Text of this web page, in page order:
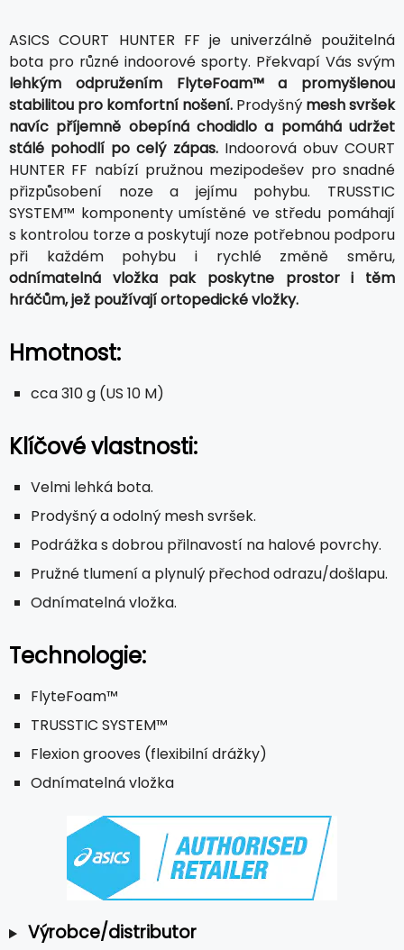
ASICS COURT HUNTER FF je univerzálně použitelná
bota pro různé indoorové sporty. Překvapí Vás svým
lehkým odpružením FlyteFoam™ a promyšlenou
stabilitou pro komfortní nošení. Prodyšný mesh svršek
navíc příjemně obepíná chodidlo a pomáhá udržet
stálé pohodlí po celý zápas.Indoorová obuv COURT
HUNTER FF nabízí pružnou mezipodešev pro snadné
přizpůsobení noze a jejímu pohybu. TRUSSTIC
SYSTEM™ komponenty umístěné ve středu pomáhají
s kontrolou torze a poskytují noze potřebnou podporu
při každém pohybu i rychlé změně směru,
odnímatelná vložka pak poskytne prostor i těm
hráčům, jež používají ortopedické vložky.
Hmotnost:
cca 310 g (US 10 M)
Klíčové vlastnosti:
Velmi lehká bota.
Prodyšný a odolný mesh svršek.
Podrážka s dobrou přilnavostí na halové povrchy.
Pružné tlumení a plynulý přechod odrazu/došlapu.
Odnímatelná vložka.
Technologie:
FlyteFoam™
TRUSSTIC SYSTEM™
Flexion grooves (flexibilní drážky)
Odnímatelná vložka
Výrobce/distributor